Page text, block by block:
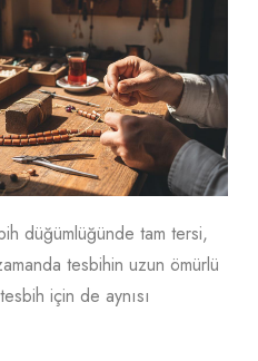
düğümlüğünde tam tersi,
tesbihin uzun ömürlü
için de aynısı